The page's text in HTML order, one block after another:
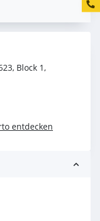
Block 1,
entdecken